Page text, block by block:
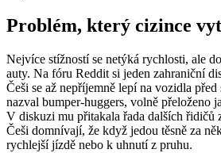
Problém, který cizince
Nejvíce stížností se netýká rychlosti, ale
auty. Na fóru Reddit si jeden zahraniční
Češi se až nepříjemně lepí na vozidla
nazval bumper-huggers, volně přeloženo
V diskuzi mu přitakala řada dalších řidičů
Češi domnívají, že když jedou těsně za
rychlejší jízdě nebo k uhnutí z pruhu.